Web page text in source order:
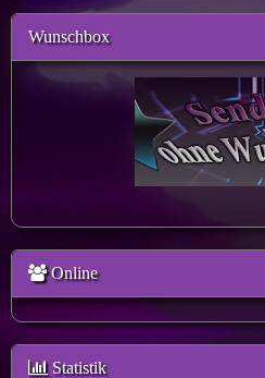
Wunschbox
Online
Statistik